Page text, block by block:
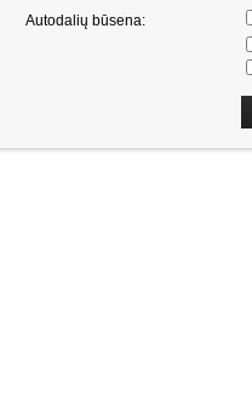
Autodalių būsena: